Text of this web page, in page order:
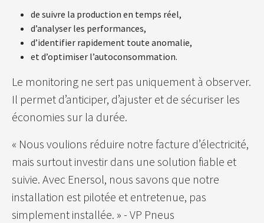
de suivre la production en temps réel,
d’analyser les performances,
d’identifier rapidement toute anomalie,
et d’optimiser l’autoconsommation.
Le monitoring ne sert pas uniquement à observer.
Il permet d’anticiper, d’ajuster et de sécuriser les
économies sur la durée.
« Nous voulions réduire notre facture d’électricité,
mais surtout investir dans une solution fiable et
suivie. Avec Enersol, nous savons que notre
installation est pilotée et entretenue, pas
simplement installée. » - VP Pneus